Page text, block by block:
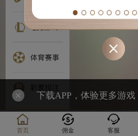
首页 佣金 客服
卖U币，操作简单,U币所有
间大厅互买模式，客户之间
不收取任何手续费用的。
（UPAY-GOPAY）
无涨跌,无论何时都可以1:1
之间自由兑换。1币=1人民
【UPAY钱包无需下载APP
【点击查看UPAY钱包充提
【点击下载GOPAY钱包】
下载APP，体验更多游戏